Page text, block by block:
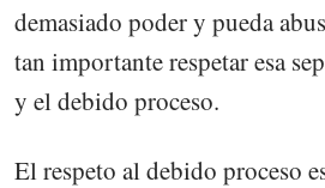
demasiado poder y pueda
tan importante respetar esa
y el debido proceso.
El respeto al debido proceso